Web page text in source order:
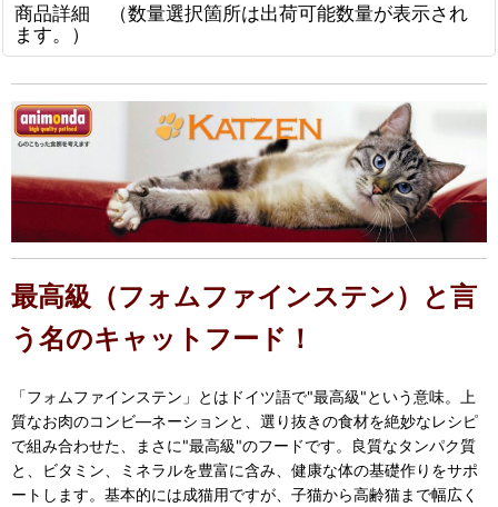
商品詳細 （数量選択箇所は出荷可能数量が表示され
ます。）
最高級（フォムファインステン）と言
う名のキャットフード！
「フォムファインステン」とはドイツ語で"最高級"という意味。上
質なお肉のコンビ―ネーションと、選り抜きの食材を絶妙なレシピ
で組み合わせた、まさに"最高級"のフードです。良質なタンパク質
と、ビタミン、ミネラルを豊富に含み、健康な体の基礎作りをサポ
ートします。基本的には成猫用ですが、子猫から高齢猫まで幅広く